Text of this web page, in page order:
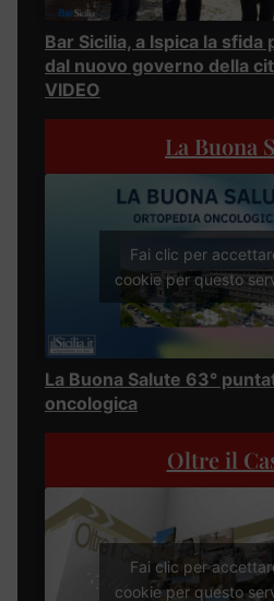
Bar Sicilia, a Ispica la
dal nuovo governo della
VIDEO
La Buona
Fai clic per
cookie per questo
La Buona Salute 63°
oncologica
Oltre il
Fai clic per
cookie per questo